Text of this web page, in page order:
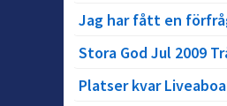
Jag har fått en
Stora God Jul 2009
Platser kvar